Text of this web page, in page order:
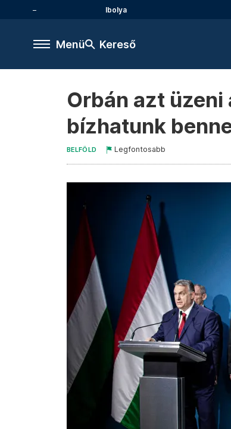
Ibolya
Menü Kereső
Orbán azt
bízhatunk
BELFÖLD Legfontosabb